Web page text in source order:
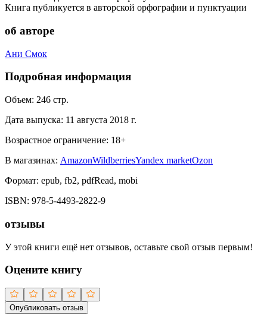
Книга публикуется в авторской орфографии и пунктуации
об авторе
Ани Смок
Подробная информация
Объем: 246 стр.
Дата выпуска: 11 августа 2018 г.
Возрастное ограничение: 18+
В магазинах: AmazonWildberriesYandex marketOzon
Формат: epub, fb2, pdfRead, mobi
ISBN: 978-5-4493-2822-9
отзывы
У этой книги ещё нет отзывов, оставьте свой отзыв первым!
Оцените книгу
Опубликовать отзыв